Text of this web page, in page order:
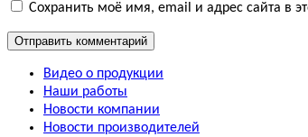
Сохранить моё имя, email и адрес сайта в
Видео о продукции
Наши работы
Новости компании
Новости производителей